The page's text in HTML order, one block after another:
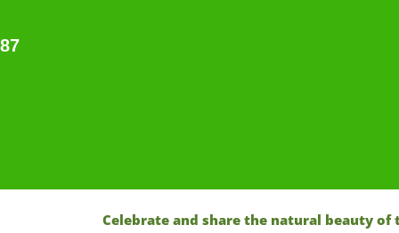
Celebrate and share the natural beauty of